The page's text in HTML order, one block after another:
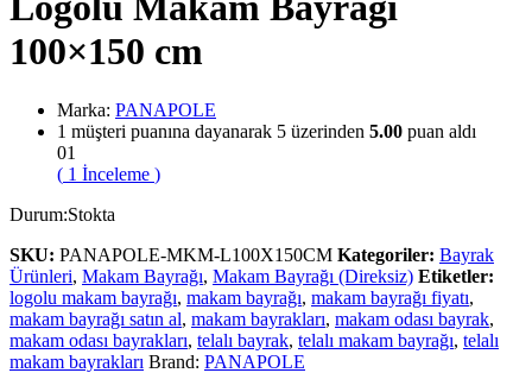
100×150 cm
Marka: PANAPOLE
1 müşteri puanına dayanarak 5 üzerinden 5.00 puan aldı
01
( 1 İnceleme )
Durum:Stokta
SKU: PANAPOLE-MKM-L100X150CM Kategoriler: Bayrak
Ürünleri, Makam Bayrağı, Makam Bayrağı (Direksiz) Etiketler:
logolu makam bayrağı, makam bayrağı, makam bayrağı fiyatı,
makam bayrağı satın al, makam bayrakları, makam odası bayrak,
makam odası bayrakları, telalı bayrak, telalı makam bayrağı, telalı
makam bayrakları Brand: PANAPOLE